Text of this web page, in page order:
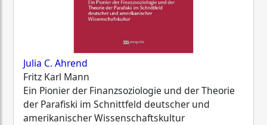
Julia C. Ahrend
Fritz Karl Mann
Ein Pionier der Finanzsoziologie und der Theorie
der Parafiski im Schnittfeld deutscher und
amerikanischer Wissenschaftskultur